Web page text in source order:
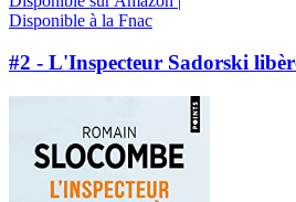
Disponible à la Fnac
#2 - L'Inspecteur Sadorski